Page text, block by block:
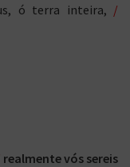
ó terra inteira, /
realmente vós sereis